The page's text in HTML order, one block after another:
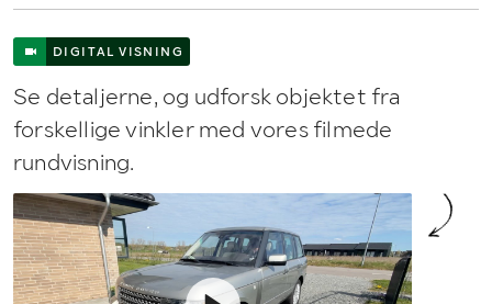
DIGITAL VISNING
Se detaljerne, og udforsk objektet fra
forskellige vinkler med vores filmede
rundvisning.